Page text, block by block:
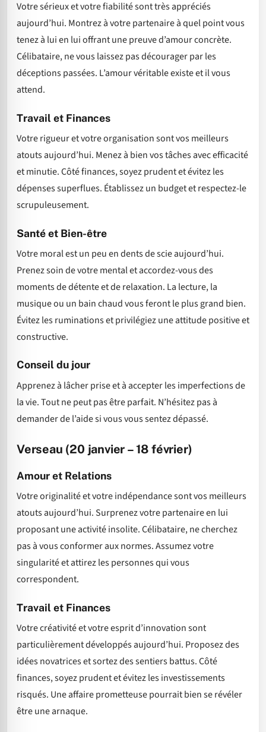
Votre sérieux et votre fiabilité sont très appréciés
aujourd’hui. Montrez à votre partenaire à quel point vous
tenez à lui en lui offrant une preuve d’amour concrète.
Célibataire, ne vous laissez pas décourager par les
déceptions passées. L’amour véritable existe et il vous
attend.
Travail et Finances
Votre rigueur et votre organisation sont vos meilleurs
atouts aujourd’hui. Menez à bien vos tâches avec efficacité
et minutie. Côté finances, soyez prudent et évitez les
dépenses superflues. Établissez un budget et respectez-le
scrupuleusement.
Santé et Bien-être
Votre moral est un peu en dents de scie aujourd’hui.
Prenez soin de votre mental et accordez-vous des
moments de détente et de relaxation. La lecture, la
musique ou un bain chaud vous feront le plus grand bien.
Évitez les ruminations et privilégiez une attitude positive et
constructive.
Conseil du jour
Apprenez à lâcher prise et à accepter les imperfections de
la vie. Tout ne peut pas être parfait. N’hésitez pas à
demander de l’aide si vous vous sentez dépassé.
Verseau (20 janvier – 18 février)
Amour et Relations
Votre originalité et votre indépendance sont vos meilleurs
atouts aujourd’hui. Surprenez votre partenaire en lui
proposant une activité insolite. Célibataire, ne cherchez
pas à vous conformer aux normes. Assumez votre
singularité et attirez les personnes qui vous
correspondent.
Travail et Finances
Votre créativité et votre esprit d’innovation sont
particulièrement développés aujourd’hui. Proposez des
idées novatrices et sortez des sentiers battus. Côté
finances, soyez prudent et évitez les investissements
risqués. Une affaire prometteuse pourrait bien se révéler
être une arnaque.